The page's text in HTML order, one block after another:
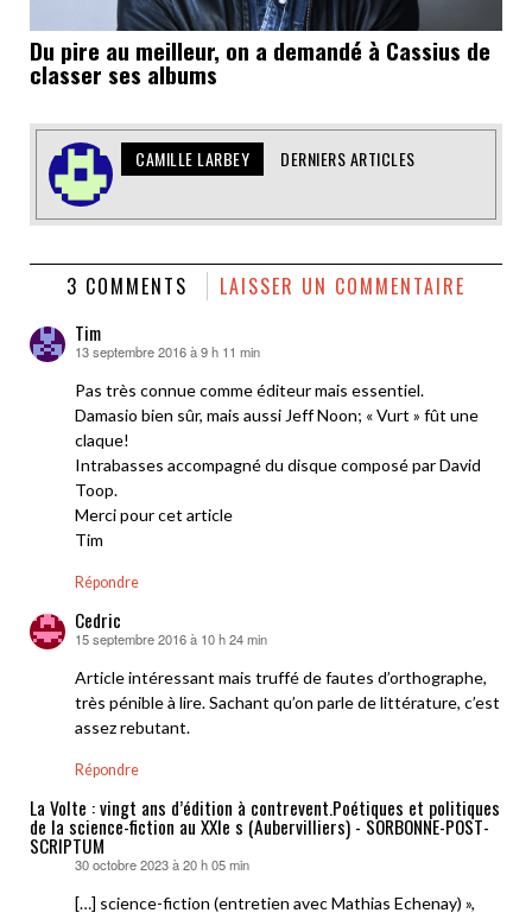
Du pire au meilleur, on a demandé à Cassius de
classer ses albums
CAMILLE LARBEY DERNIERS ARTICLES
3 COMMENTS LAISSER UN COMMENTAIRE
Tim
dit :
13 septembre 2016 à 9 h 11 min
Pas très connue comme éditeur mais essentiel.
Damasio bien sûr, mais aussi Jeff Noon; « Vurt » fût une
claque!
Intrabasses accompagné du disque composé par David
Toop.
Merci pour cet article
Tim
Répondre
Cedric
dit :
15 septembre 2016 à 10 h 24 min
Article intéressant mais truffé de fautes d’orthographe,
très pénible à lire. Sachant qu’on parle de littérature, c’est
assez rebutant.
Répondre
La Volte : vingt ans d’édition à contrevent.Poétiques et politiques
de la science-fiction au XXIe s (Aubervilliers) - SORBONNE-POST-
SCRIPTUM
30 octobre 2023 à 20 h 05 min
[…] science-fiction (entretien avec Mathias Echenay) »,